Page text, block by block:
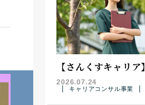
【さんくすキャリア】
2026.07.24
キャリアコンサル事業